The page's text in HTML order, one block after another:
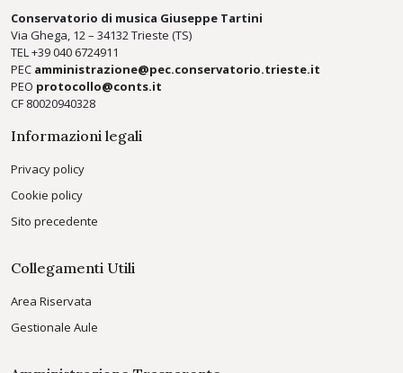
Conservatorio di musica Giuseppe Tartini
Via Ghega, 12 – 34132 Trieste (TS)
TEL +39040 6724911
PEC amministrazione@pec.conservatorio.trieste.it
PEO protocollo@conts.it
CF 80020940328
Informazioni legali
Privacy policy
Cookie policy
Sito precedente
Collegamenti Utili
Area Riservata
Gestionale Aule